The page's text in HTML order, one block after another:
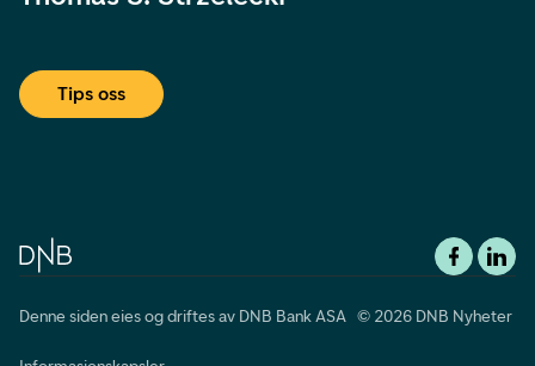
Tips oss
Denne siden eies og driftes av DNB Bank ASA © 2026 DNB Nyheter